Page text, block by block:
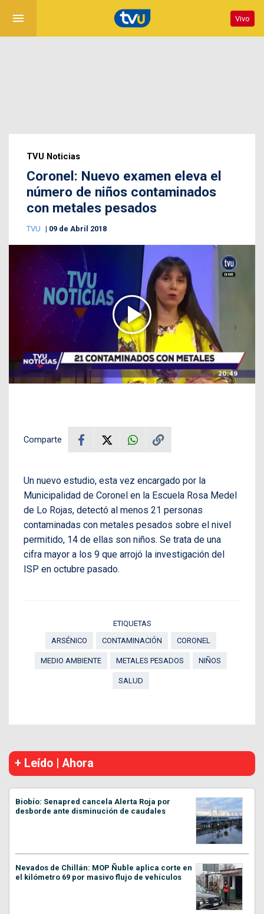
menu Vivo
TVU Noticias
Coronel: Nuevo examen eleva el
número de niños contaminados
con metales pesados
TVU 09 de Abril 2018
Comparte
Un nuevo estudio, esta vez encargado por la
Municipalidad de Coronel en la Escuela Rosa Medel
de Lo Rojas, detectó al menos 21 personas
contaminadas con metales pesados sobre el nivel
permitido, 14 de ellas son niños. Se trata de una
cifra mayor a los 9 que arrojó la investigación del
ISP en octubre pasado.
ETIQUETAS
ARSÉNICO
CONTAMINACIÓN CORONEL
MEDIO AMBIENTE METALES PESADOS NIÑOS
SALUD
+ Leído | Ahora
Biobío: Senapred cancela Alerta Roja por
desborde ante disminución de caudales
Nevados de Chillán: MOP Ñuble aplica corte en
el kilómetro 69 por masivo flujo de vehículos